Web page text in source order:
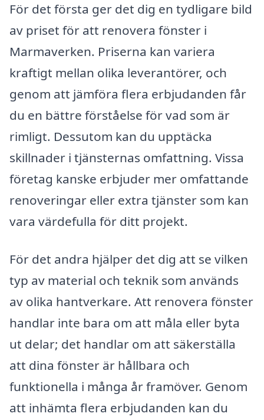
För det första ger det dig en tydligare bild
av priset för att renovera fönster i
Marmaverken. Priserna kan variera
kraftigt mellan olika leverantörer, och
genom att jämföra flera erbjudanden får
du en bättre förståelse för vad som är
rimligt. Dessutom kan du upptäcka
skillnader i tjänsternas omfattning. Vissa
företag kanske erbjuder mer omfattande
renoveringar eller extra tjänster som kan
vara värdefulla för ditt projekt.
För det andra hjälper det dig att se vilken
typ av material och teknik som används
av olika hantverkare. Att renovera fönster
handlar inte bara om att måla eller byta
ut delar; det handlar om att säkerställa
att dina fönster är hållbara och
funktionella i många år framöver. Genom
att inhämta flera erbjudanden kan du